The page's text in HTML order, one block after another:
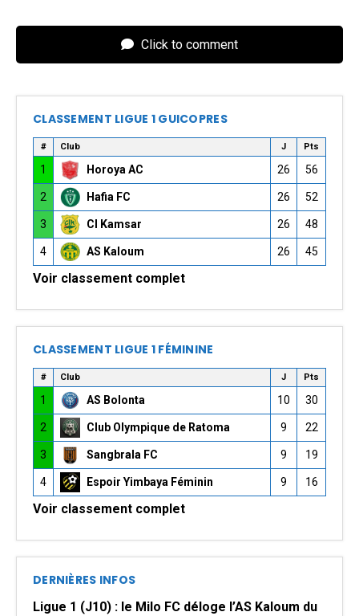
Click to comment
CLASSEMENT LIGUE 1 GUICOPRES
# Club J Pts
1 Horoya AC 26 56
2 Hafia FC 26 52
3 CI Kamsar 26 48
4 AS Kaloum 26 45
Voir classement complet
CLASSEMENT LIGUE 1 FÉMININE
# Club J Pts
1 AS Bolonta 10 30
2 Club Olympique de Ratoma 9 22
3 Sangbrala FC 9 19
4 Espoir Yimbaya Féminin 9 16
Voir classement complet
DERNIÈRES INFOS
Ligue 1 (J10) : le Milo FC déloge l’AS Kaloum du